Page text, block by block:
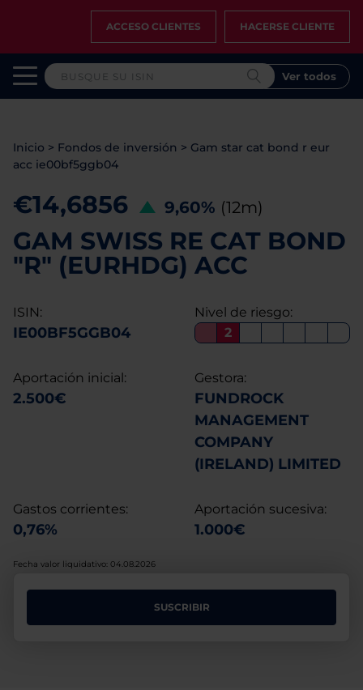
ACCESO CLIENTES HACERSE CLIENTE
Ver todos
Inicio > Fondos de inversión > Gam star cat bond r eur
acc ie00bf5ggb04
€14,6856 9,60% (12m)
GAM SWISS RE CAT BOND
"R" (EURHDG) ACC
ISIN:
IE00BF5GGB04
Nivel de riesgo:
2
Aportación inicial:
2.500€
Gestora:
FUNDROCK
MANAGEMENT
COMPANY
(IRELAND) LIMITED
Gastos corrientes:
0,76%
Aportación sucesiva:
1.000€
Fecha valor liquidativo: 04.08.2026
SUSCRIBIR